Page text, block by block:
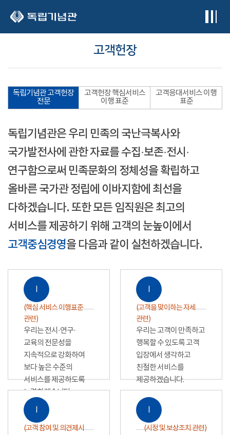
고객헌장
독립기념관 고객헌장
전문
고객헌장 핵심서비스
이행 표준
고객응대서비스 이행
표준
독립기념관은 우리 민족의 국난극복사와
국가발전사에 관한 자료를 수집·보존·전시·
연구함으로써 민족문화의 정체성을 확립하고
올바른 국가관 정립에 이바지함에 최선을
다하겠습니다. 또한 모든 임직원은 최고의
서비스를 제공하기 위해 고객의 눈높이에서
고객중심경영을 다음과 같이 실천하겠습니다.
Ⅰ
(핵심 서비스 이행표준
관련)
우리는 전시·연구·
교육의 전문성을
지속적으로 강화하여
보다 높은 수준의
서비스를 제공하도록
노력하겠습니다.
Ⅰ
(고객을 맞이하는 자세
관련)
우리는 고객이 만족하고
행복할 수 있도록 고객
입장에서 생각하고
친절한 서비스를
제공하겠습니다.
Ⅰ
(고객 참여 및 의견제시
Ⅰ
(시정 및 보상조치 관련)